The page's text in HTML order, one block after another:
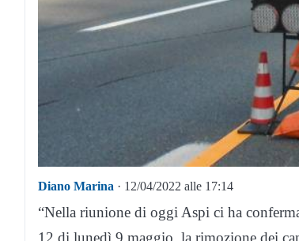
Diano Marina · 12/04/2022 alle 17:14
“Nella riunione di oggi Aspi ci ha
12 di lunedì 9 maggio, la rimozione dei